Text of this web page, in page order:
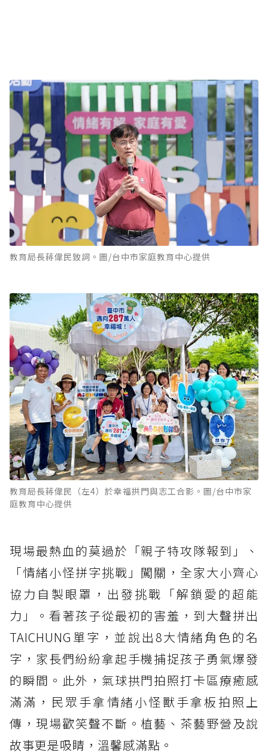
教育局長蔣偉民致詞。圖/台中市家庭教育中心提供
教育局長蔣偉民（左4）於幸福拱門與志工合影。圖/台中市家
庭教育中心提供
現場最熱血的莫過於「親子特攻隊報到」、
「情緒小怪拼字挑戰」闖關，全家大小齊心
協力自製眼罩，出發挑戰「解鎖愛的超能
力」。看著孩子從最初的害羞，到大聲拼出
TAICHUNG單字，並說出8大情緒角色的名
字，家長們紛紛拿起手機捕捉孩子勇氣爆發
的瞬間。此外，氣球拱門拍照打卡區療癒感
滿滿，民眾手拿情緒小怪獸手拿板拍照上
傳，現場歡笑聲不斷。植藝、茶藝野營及說
故事更是吸睛，溫馨感滿點。